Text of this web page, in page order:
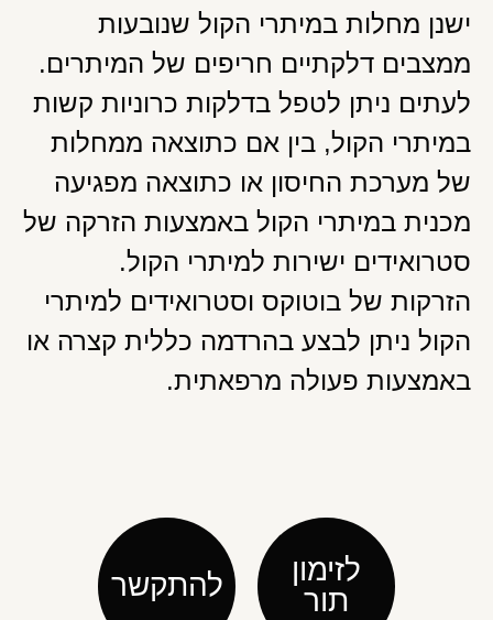
ישנן מחלות במיתרי הקול שנובעות
ממצבים דלקתיים חריפים של המיתרים.
לעתים ניתן לטפל בדלקות כרוניות קשות
במיתרי הקול, בין אם כתוצאה ממחלות
של מערכת החיסון או כתוצאה מפגיעה
מכנית במיתרי הקול באמצעות הזרקה של
סטרואידים ישירות למיתרי הקול.
הזרקות של בוטוקס וסטרואידים למיתרי
הקול ניתן לבצע בהרדמה כללית קצרה או
באמצעות פעולה מרפאתית.
לזימון
תור
להתקשר